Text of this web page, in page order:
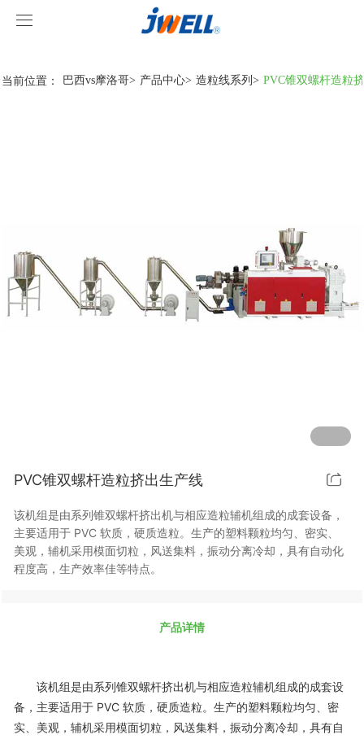
巴西vs摩洛哥
造粒线系列
巴西vs摩洛哥
行业新闻
巴西vs摩洛哥-综合赛事平台
当前位置： 巴西vs摩洛哥> 产品中心> 造粒线系列> PVC锥双螺杆造粒
PVC锥双螺杆造粒挤出生产线
该机组是由系列锥双螺杆挤出机与相应造粒辅机组成的成套设备，
主要适用于 PVC 软质，硬质造粒。生产的塑料颗粒均匀、密实、
美观，辅机采用模面切粒，风送集料，振动分离冷却，具有自动化
程度高，生产效率佳等特点。
产品详情
该机组是由系列锥双螺杆挤出机与相应造粒辅机组成的成套设
备，主要适用于 PVC 软质，硬质造粒。生产的塑料颗粒均匀、密
实、美观，辅机采用模面切粒，风送集料，振动分离冷却，具有自